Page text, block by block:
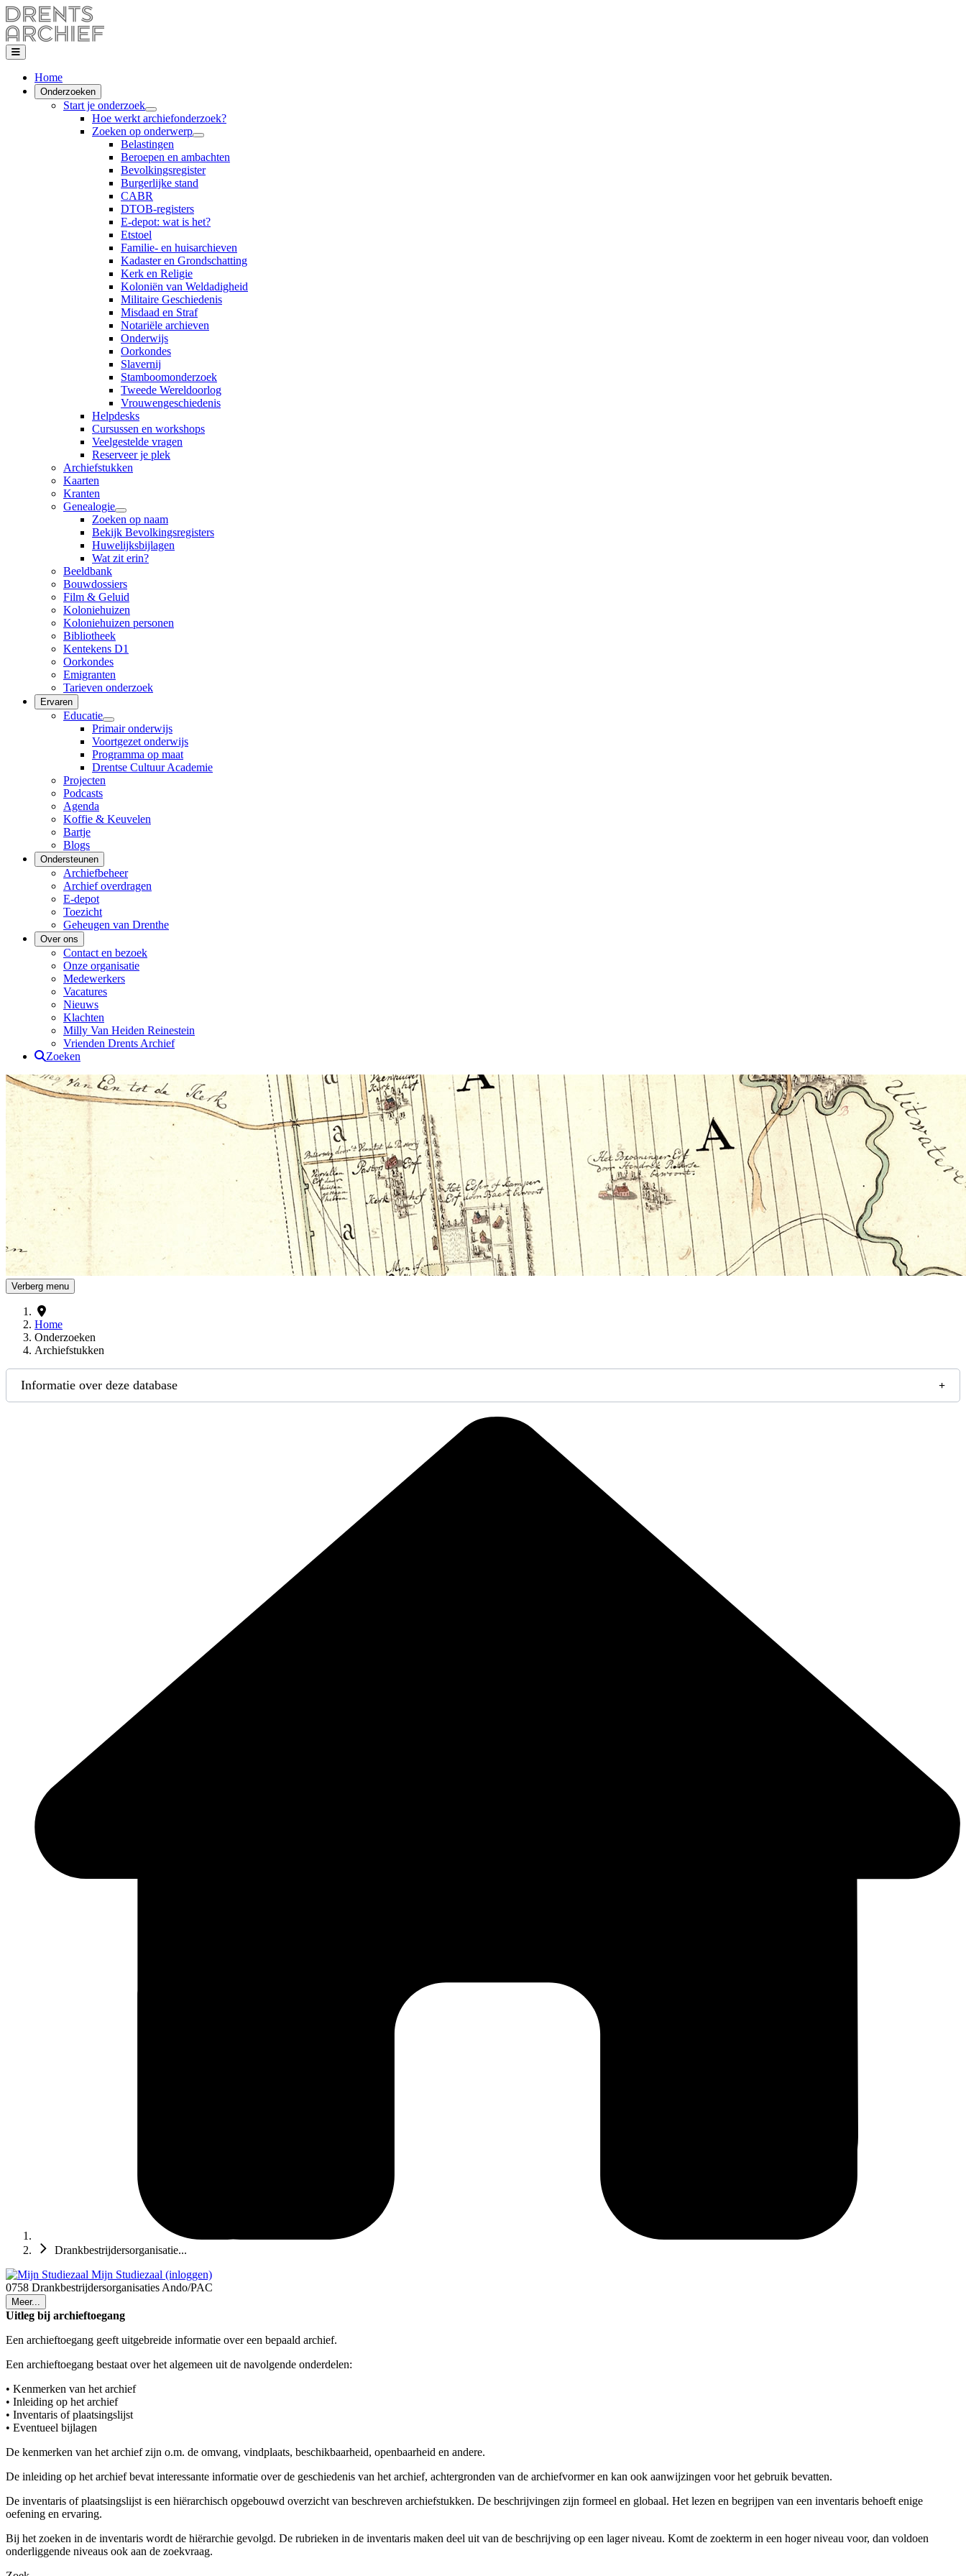
Home
Onderzoeken
Start je onderzoek
Hoe werkt archiefonderzoek?
Zoeken op onderwerp
Belastingen
Beroepen en ambachten
Bevolkingsregister
Burgerlijke stand
CABR
DTOB-registers
E-depot: wat is het?
Etstoel
Familie- en huisarchieven
Kadaster en Grondschatting
Kerk en Religie
Koloniën van Weldadigheid
Militaire Geschiedenis
Misdaad en Straf
Notariële archieven
Onderwijs
Oorkondes
Slavernij
Stamboomonderzoek
Tweede Wereldoorlog
Vrouwengeschiedenis
Helpdesks
Cursussen en workshops
Veelgestelde vragen
Reserveer je plek
Archiefstukken
Kaarten
Kranten
Genealogie
Zoeken op naam
Bekijk Bevolkingsregisters
Huwelijksbijlagen
Wat zit erin?
Beeldbank
Bouwdossiers
Film & Geluid
Koloniehuizen
Koloniehuizen personen
Bibliotheek
Kentekens D1
Oorkondes
Emigranten
Tarieven onderzoek
Ervaren
Educatie
Primair onderwijs
Voortgezet onderwijs
Programma op maat
Drentse Cultuur Academie
Projecten
Podcasts
Agenda
Koffie & Keuvelen
Bartje
Blogs
Ondersteunen
Archiefbeheer
Archief overdragen
E-depot
Toezicht
Geheugen van Drenthe
Over ons
Contact en bezoek
Onze organisatie
Medewerkers
Vacatures
Nieuws
Klachten
Milly Van Heiden Reinestein
Vrienden Drents Archief
Zoeken
Drents Archief
Verberg menu
Home
Onderzoeken
Archiefstukken
Informatie over deze database
Drankbestrijdersorganisatie...
Mijn Studiezaal (inloggen)
0758 Drankbestrijdersorganisaties Ando/PAC
Meer...
Uitleg bij archieftoegang
Een archieftoegang geeft uitgebreide informatie over een bepaald archief.
Een archieftoegang bestaat over het algemeen uit de navolgende onderdelen:
• Kenmerken van het archief
• Inleiding op het archief
• Inventaris of plaatsingslijst
• Eventueel bijlagen
De kenmerken van het archief zijn o.m. de omvang, vindplaats, beschikbaarheid, openbaarheid en andere.
De inleiding op het archief bevat interessante informatie over de geschiedenis van het archief, achtergronden van de archiefvormer en kan ook aanwijzingen voor het gebruik bevatten.
De inventaris of plaatsingslijst is een hiërarchisch opgebouwd overzicht van beschreven archiefstukken. De beschrijvingen zijn formeel en globaal. Het lezen en begrijpen van een inventaris behoeft enige
oefening en ervaring.
Bij het zoeken in de inventaris wordt de hiërarchie gevolgd. De rubrieken in de inventaris maken deel uit van de beschrijving op een lager niveau. Komt de zoekterm in een hoger niveau voor, dan voldoen
onderliggende niveaus ook aan de zoekvraag.